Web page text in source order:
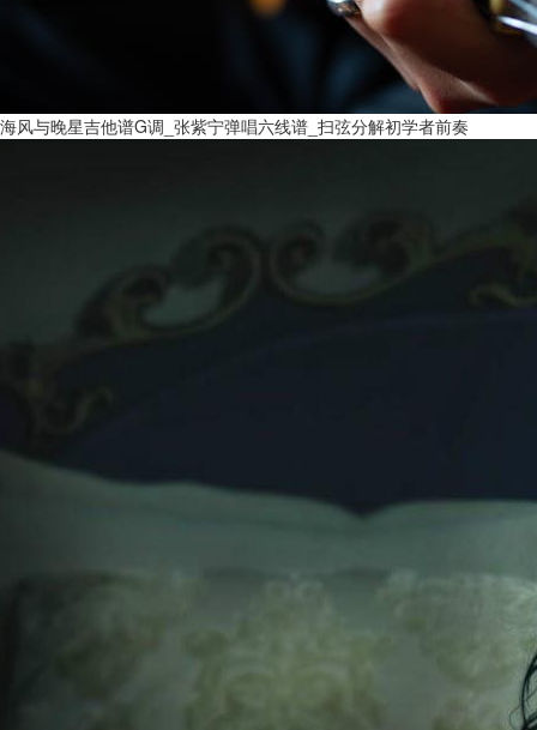
海风与晚星吉他谱G调_张紫宁弹唱六线谱_扫弦分解初学者前奏